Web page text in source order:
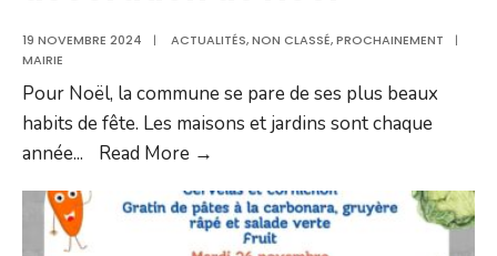
19 NOVEMBRE 2024 | ACTUALITÉS,NON CLASSÉ,PROCHAINEMENT
|
MAIRIE
Pour Noël, la commune se pare de ses plus beaux
habits de fête. Les maisons et jardins sont chaque
année... Read More →
de
décoration